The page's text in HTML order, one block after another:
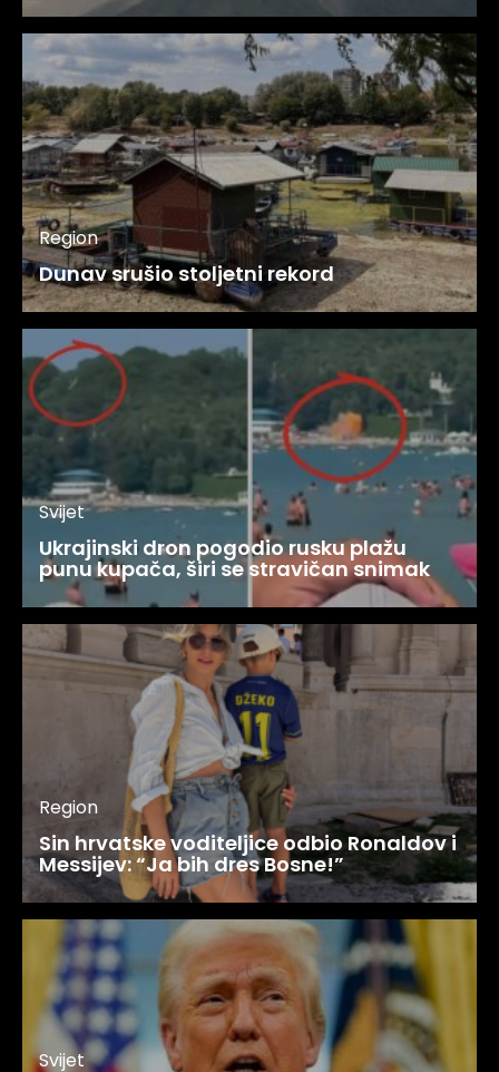
Region
Dunav srušio stoljetni rekord
Svijet
Ukrajinski dron pogodio rusku plažu
punu kupača, širi se stravičan snimak
Region
Sin hrvatske voditeljice odbio Ronaldov i
Messijev: “Ja bih dres Bosne!”
Svijet